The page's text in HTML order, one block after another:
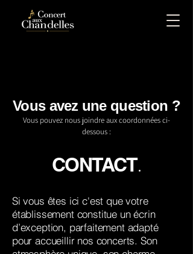
Vous avez une question ?
Vous pouvez nous joindre aux coordonnées ci-
dessous :
CONTACT.
Si vous êtes ici c'est que votre
établissement constitue un écrin
d’exception, parfaitement adapté
pour accueillir nos concerts. Son